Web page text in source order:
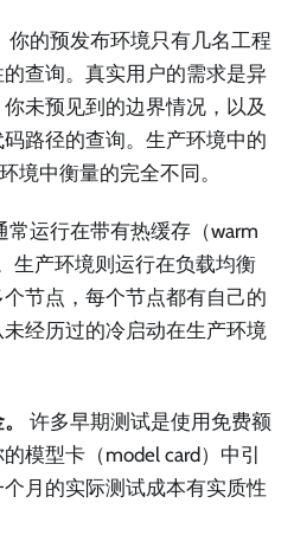
你的预发布环境只有几名工程
查询。真实用户的需求是异
未预见到的边界情况，以及
路径的查询。生产环境中的
境中衡量的完全不同。
常运行在带有热缓存（warm
生产环境则运行在负载均衡
节点，每个节点都有自己的
经历过的冷启动在生产环境
许多早期测试是使用免费额
模型卡（model card）中引
月的实际测试成本有实质性